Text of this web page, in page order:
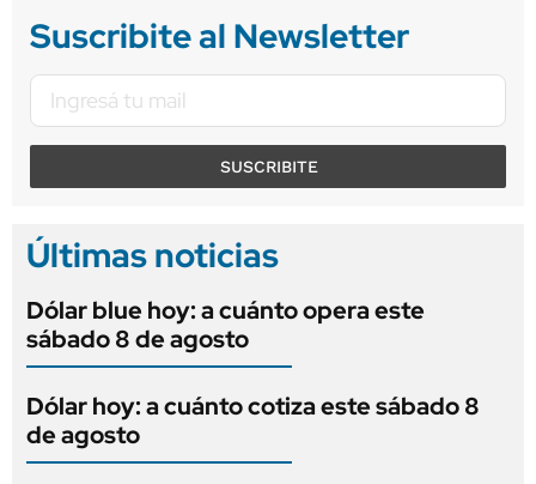
Suscribite al Newsletter
SUSCRIBITE
Últimas noticias
Dólar blue hoy: a cuánto opera este
sábado 8 de agosto
Dólar hoy: a cuánto cotiza este sábado 8
de agosto